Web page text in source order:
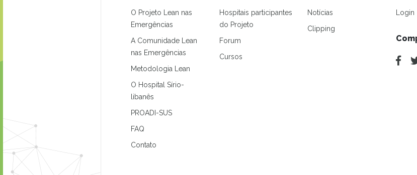
O Projeto Lean nas
Emergências
A Comunidade Lean
nas Emergências
Metodologia Lean
O Hospital Sírio-
libanês
PROADI-SUS
FAQ
Contato
Hospitais participantes
do Projeto
Forum
Cursos
Notícias
Clipping
Login